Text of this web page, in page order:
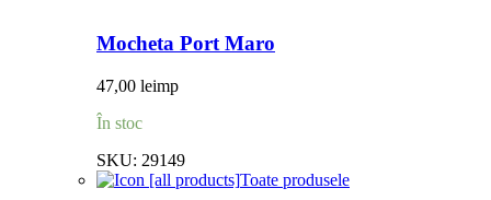
Mocheta Port Maro
47,00 leimp
În stoc
SKU: 29149
Toate produsele